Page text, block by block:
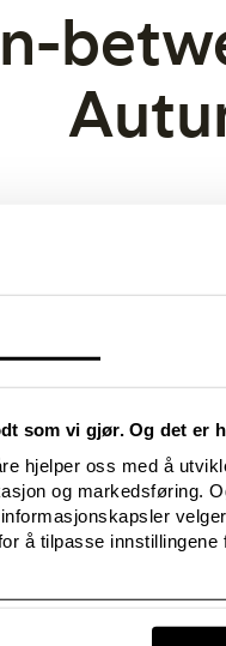
som vi gjør. Og det er
hjelper oss med å
og markedsføring.
å tilpasse
for høsten er
av 50-tallets retro-
svart, offwhite og
forsterker det feminine
The Fabulous
Very Chich Frill Shorts,
The Perfect Retro Bra
stil med rosa sømmer og